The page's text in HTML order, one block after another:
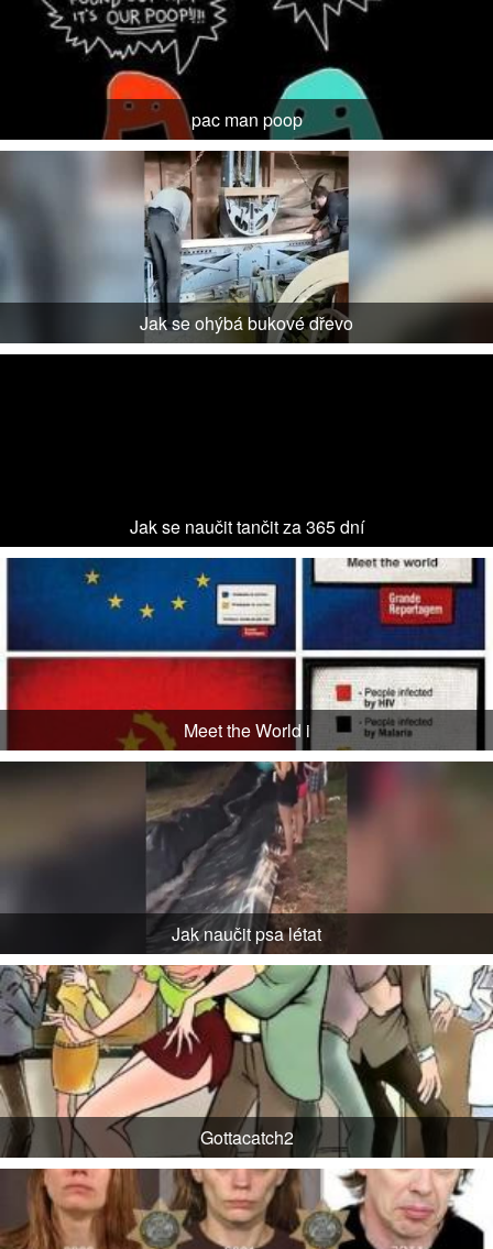
pac man poop
Jak se ohýbá bukové dřevo
Jak se naučit tančit za 365 dní
Meet the World i
Jak naučit psa létat
Gottacatch2